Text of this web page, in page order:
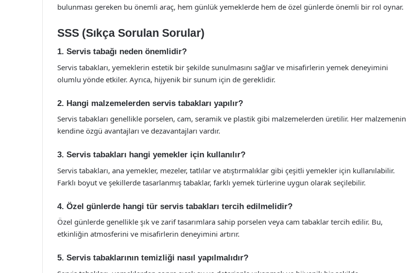
bulunması gereken bu önemli araç, hem günlük yemeklerde hem de özel günlerde önemli bir rol oynar.
SSS (Sıkça Sorulan Sorular)
1. Servis tabağı neden önemlidir?
Servis tabakları, yemeklerin estetik bir şekilde sunulmasını sağlar ve misafirlerin yemek deneyimini
olumlu yönde etkiler. Ayrıca, hijyenik bir sunum için de gereklidir.
2. Hangi malzemelerden servis tabakları yapılır?
Servis tabakları genellikle porselen, cam, seramik ve plastik gibi malzemelerden üretilir. Her malzemenin
kendine özgü avantajları ve dezavantajları vardır.
3. Servis tabakları hangi yemekler için kullanılır?
Servis tabakları, ana yemekler, mezeler, tatlılar ve atıştırmalıklar gibi çeşitli yemekler için kullanılabilir.
Farklı boyut ve şekillerde tasarlanmış tabaklar, farklı yemek türlerine uygun olarak seçilebilir.
4. Özel günlerde hangi tür servis tabakları tercih edilmelidir?
Özel günlerde genellikle şık ve zarif tasarımlara sahip porselen veya cam tabaklar tercih edilir. Bu,
etkinliğin atmosferini ve misafirlerin deneyimini artırır.
5. Servis tabaklarının temizliği nasıl yapılmalıdır?